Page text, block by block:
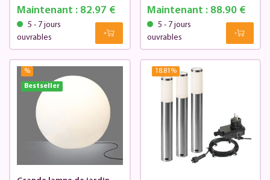
Maintenant :82.97 €
5 - 7 jours
ouvrables
Maintenant : 88.90 €
5 - 7 jours
ouvrables
%
Bestseller
18.81 %